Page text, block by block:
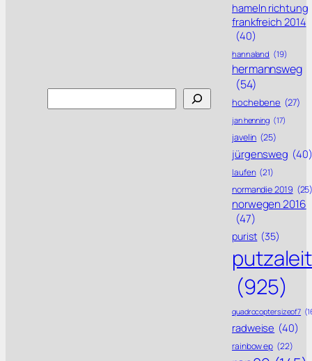
hameln richtung
frankfreich 2014
(40)
hannaland (19)
hermannsweg
(54)
hochebene (27)
jan henning (17)
javelin (25)
jürgensweg (40)
laufen (21)
normandie 2019
norwegen 2016
(47)
purist (35)
putzaleit
(925)
quadrocoptersizeof7
radweise (40)
rainbow ep (22)